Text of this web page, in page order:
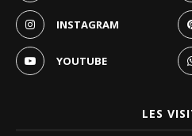
INSTAGRAM
YOUTUBE
LES